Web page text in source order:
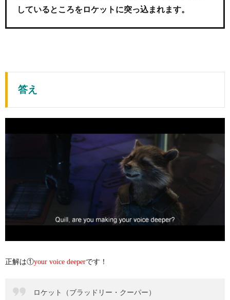
しているところをロケットに突っ込まれます。
答え
正解は①your voice deeperです！
ロケット（ブラッドリー・クーパー）